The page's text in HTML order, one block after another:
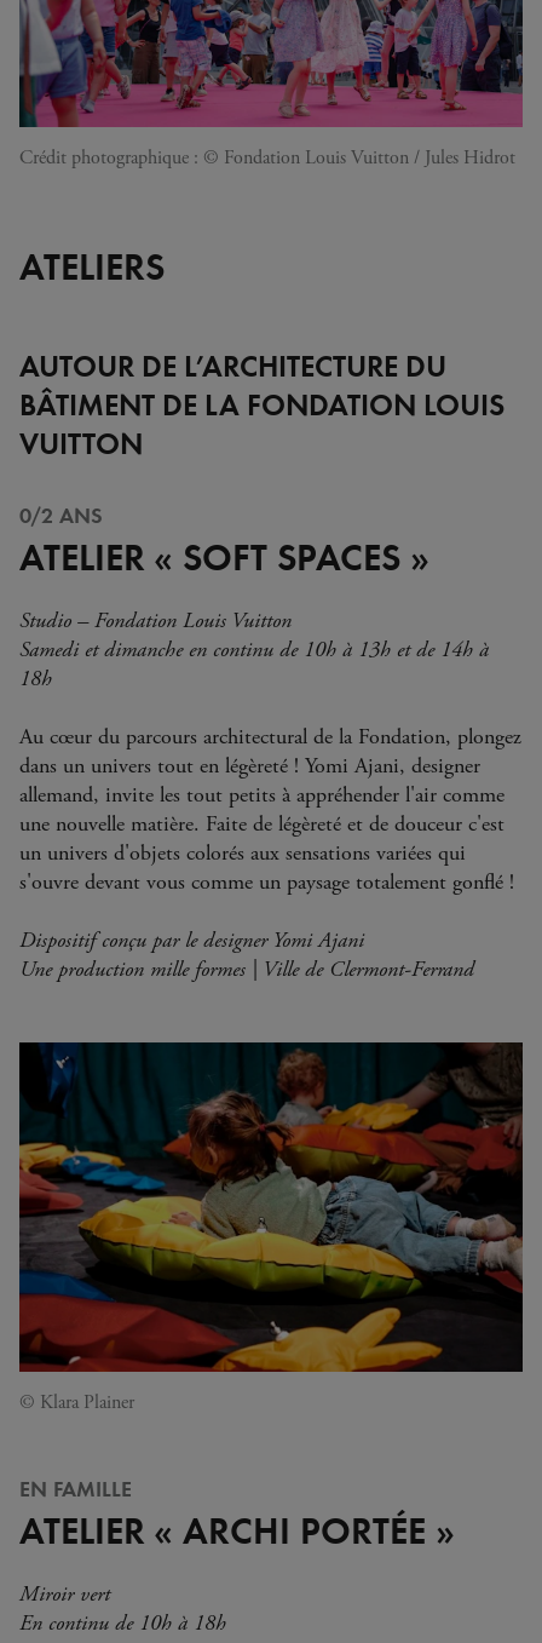
Crédit photographique : © Fondation Louis Vuitton / Jules Hidrot
ATELIERS
AUTOUR DE L’ARCHITECTURE DU
BÂTIMENT DE LA FONDATION LOUIS
VUITTON
0/2 ANS
ATELIER « SOFT SPACES »
Studio – Fondation Louis Vuitton
Samedi et dimanche en continu de 10h à 13h et de 14h à
18h
Au cœur du parcours architectural de la Fondation, plongez
dans un univers tout en légèreté ! Yomi Ajani, designer
allemand, invite les tout petits à appréhender l'air comme
une nouvelle matière. Faite de légèreté et de douceur c'est
un univers d'objets colorés aux sensations variées qui
s'ouvre devant vous comme un paysage totalement gonflé !
Dispositif conçu par le designer Yomi Ajani
Une production mille formes | Ville de Clermont-Ferrand
© Klara Plainer
EN FAMILLE
ATELIER « ARCHI PORTÉE »
Miroir vert
En continu de 10h à 18h